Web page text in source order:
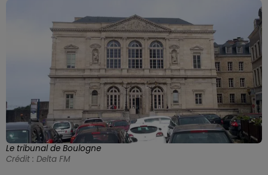
Le tribunal de Boulogne
Crédit : Delta FM